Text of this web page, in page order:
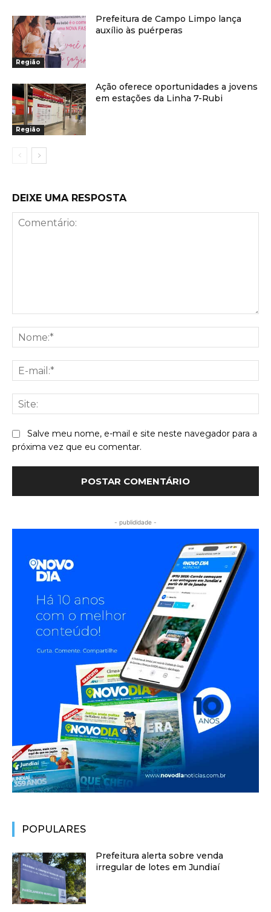
Região
Prefeitura de Campo Limpo lança
auxílio às puérperas
Região
Ação oferece oportunidades a jovens
em estações da Linha 7-Rubi
DEIXE UMA RESPOSTA
Salve meu nome, e-mail e site neste navegador para a
próxima vez que eu comentar.
- publididade -
POPULARES
Prefeitura alerta sobre venda
irregular de lotes em Jundiaí